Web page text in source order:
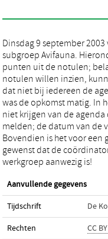
Dinsdag 9 september
subgroep Avifauna.
punten uit de notulen;
notulen willen inzien,
dat niet bij iedereen de
was de opkomst matig. In
niet krijgen van de
melden; de datum van de
Bovendien is het voor een
gewenst dat de
werkgroep aanwezig is!
Aanvullende gegevens
Tijdschrift De
Rechten CC